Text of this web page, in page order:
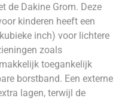
de Dakine Grom. Deze
kinderen heeft een
inch) voor lichtere
zoals
toegankelijk
borstband. Een externe
lagen, terwijl de